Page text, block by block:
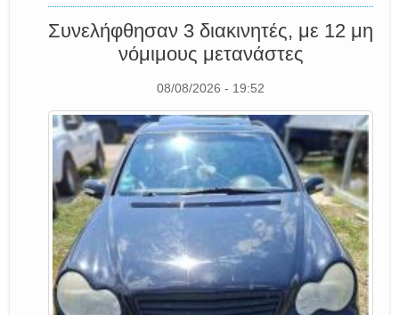
Συνελήφθησαν 3 διακινητές, με 12 μη
νόμιμους μετανάστες
08/08/2026 - 19:52